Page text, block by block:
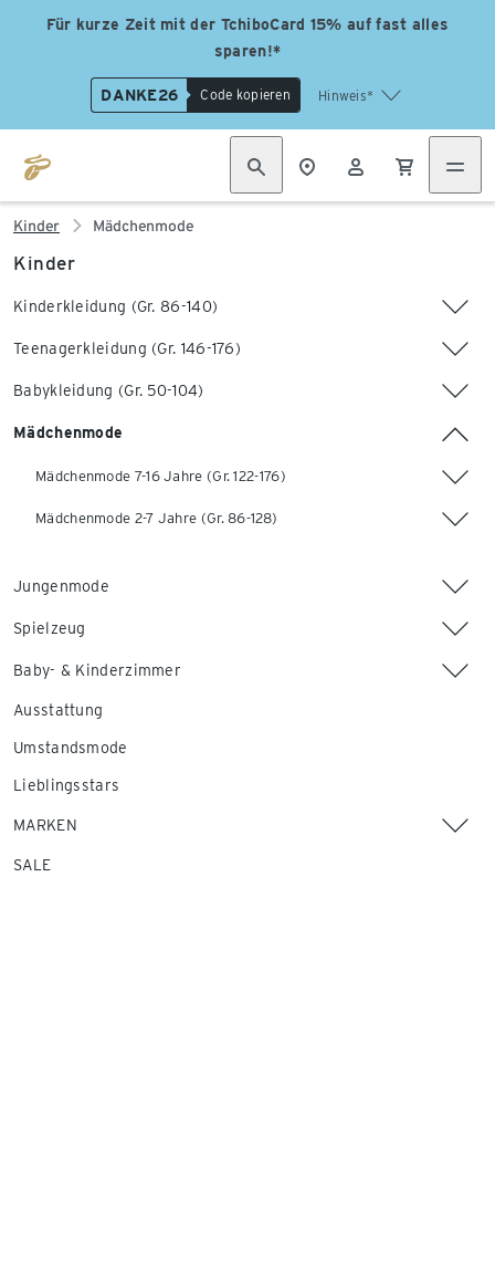
Für kurze Zeit mit der TchiboCard 15% auf fast alles
sparen!*
DANKE26 Code kopieren Hinweis*
Kinder Mädchenmode
Kinder
Kinderkleidung (Gr. 86-140)
Teenagerkleidung (Gr. 146-176)
Babykleidung (Gr. 50-104)
Mädchenmode
Mädchenmode 7-16 Jahre (Gr. 122-176)
Mädchenmode 2-7 Jahre (Gr. 86-128)
Jungenmode
Spielzeug
Baby- & Kinderzimmer
Ausstattung
Umstandsmode
Lieblingsstars
MARKEN
SALE